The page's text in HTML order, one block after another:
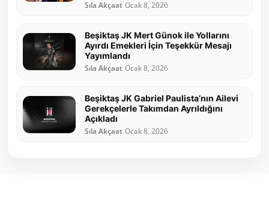
Sıla Akçaat Ocak 8, 2026
Beşiktaş JK Mert Günok ile Yollarını
Ayırdı Emekleri İçin Teşekkür Mesajı
Yayımlandı
Sıla Akçaat Ocak 8, 2026
Beşiktaş JK Gabriel Paulista’nın Ailevi
Gerekçelerle Takımdan Ayrıldığını
Açıkladı
Sıla Akçaat Ocak 8, 2026